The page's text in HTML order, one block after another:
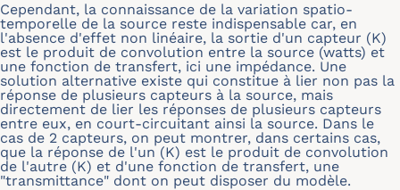
Cependant, la connaissance de la variation spatio-
temporelle de la source reste indispensable car, en
l'absence d'effet non linéaire, la sortie d'un capteur (K)
est le produit de convolution entre la source (watts) et
une fonction de transfert, ici une impédance. Une
solution alternative existe qui constitue à lier non pas la
réponse de plusieurs capteurs à la source, mais
directement de lier les réponses de plusieurs capteurs
entre eux, en court-circuitant ainsi la source. Dans le
cas de 2 capteurs, on peut montrer, dans certains cas,
que la réponse de l'un (K) est le produit de convolution
de l'autre (K) et d'une fonction de transfert, une
"transmittance" dont on peut disposer du modèle.